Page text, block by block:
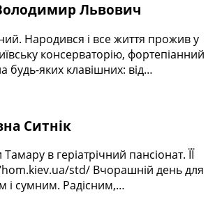
Львович
Народився і все життя прожив у
консерваторію, фортепіанний
будь-яких клавішних: від…
Ситнік
в геріатрічний пансіонат. ЇЇ
hom.kiev.ua/std/ Вчорашній день для
і сумним. Радісним,…